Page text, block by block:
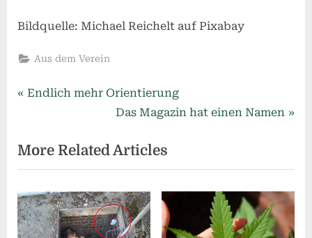
Bildquelle: Michael Reichelt auf Pixabay
Aus dem Verein
Beitragsnavigation
P
v
i
o
u
s
Endlich mehr Orientierung
N
x
t
P
o
s
Das Magazin hat einen Namen
More Related Articles